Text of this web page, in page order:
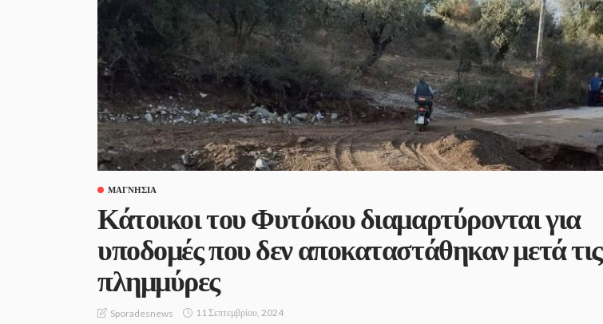
ΜΑΓΝΗΣΊΑ
Κάτοικοι του Φυτόκου διαμαρτύρονται για
υποδομές που δεν αποκαταστάθηκαν μετά τις
πλημμύρες
Sporadesnews 11 Σεπτεμβρίου, 2024